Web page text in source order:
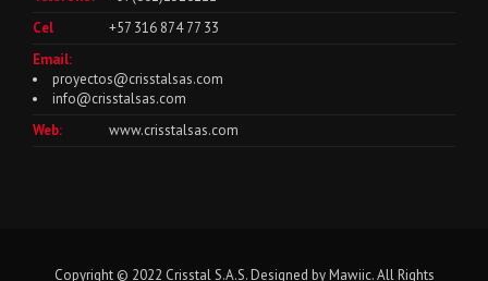
Cel
+57 316 874 77 33
Email:
proyectos@crisstalsas.com
info@crisstalsas.com
Web:
www.crisstalsas.com
Copyright © 2022 Crisstal S.A.S. Designed byMawiic. All Rights